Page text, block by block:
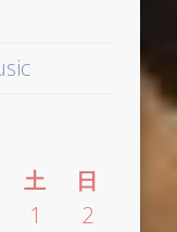
土
日
1
2